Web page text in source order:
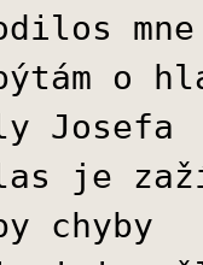
o
Josefa
je
chyby